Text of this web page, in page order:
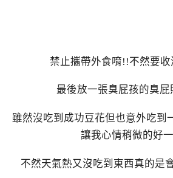
禁止攜帶外食唷!!不然要
最後放一張臭屁孩的臭
雖然沒吃到成功豆花但也意外吃到
讓我心情稍微的好
不然天氣熱又沒吃到東西真的是